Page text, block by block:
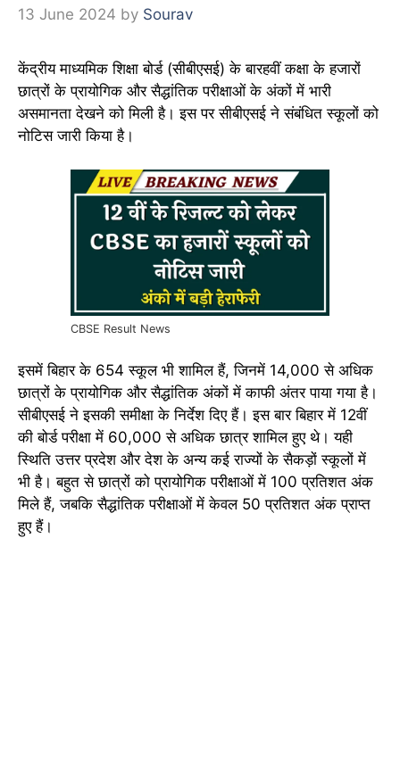
13 June 2024 by Sourav
केंद्रीय माध्यमिक शिक्षा बोर्ड (सीबीएसई) के बारहवीं कक्षा के हजारों
छात्रों के प्रायोगिक और सैद्धांतिक परीक्षाओं के अंकों में भारी
असमानता देखने को मिली है। इस पर सीबीएसई ने संबंधित स्कूलों को
नोटिस जारी किया है।
CBSE Result News
इसमें बिहार के 654 स्कूल भी शामिल हैं, जिनमें 14,000 से अधिक
छात्रों के प्रायोगिक और सैद्धांतिक अंकों में काफी अंतर पाया गया है।
सीबीएसई ने इसकी समीक्षा के निर्देश दिए हैं। इस बार बिहार में 12वीं
की बोर्ड परीक्षा में 60,000 से अधिक छात्र शामिल हुए थे। यही
स्थिति उत्तर प्रदेश और देश के अन्य कई राज्यों के सैकड़ों स्कूलों में
भी है। बहुत से छात्रों को प्रायोगिक परीक्षाओं में 100 प्रतिशत अंक
मिले हैं, जबकि सैद्धांतिक परीक्षाओं में केवल 50 प्रतिशत अंक प्राप्त
हुए हैं।